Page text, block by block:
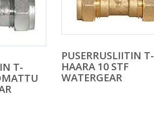
T-
PUSERRUSLIITIN T-
HAARA 10 STF
WATERGEAR